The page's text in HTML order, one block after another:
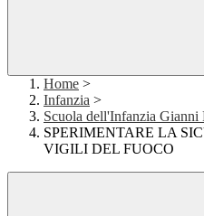
Home >
Infanzia >
Scuola dell'Infanzia Gianni
SPERIMENTARE LA
VIGILI DEL FUOCO